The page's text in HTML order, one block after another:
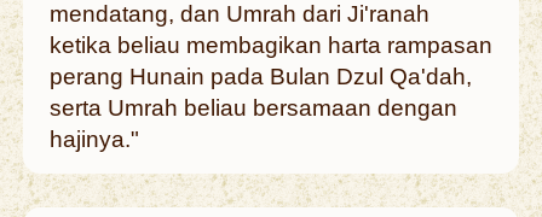
mendatang, dan Umrah dari Ji'ranah
ketika beliau membagikan harta rampasan
perang Hunain pada Bulan Dzul Qa'dah,
serta Umrah beliau bersamaan dengan
hajinya."